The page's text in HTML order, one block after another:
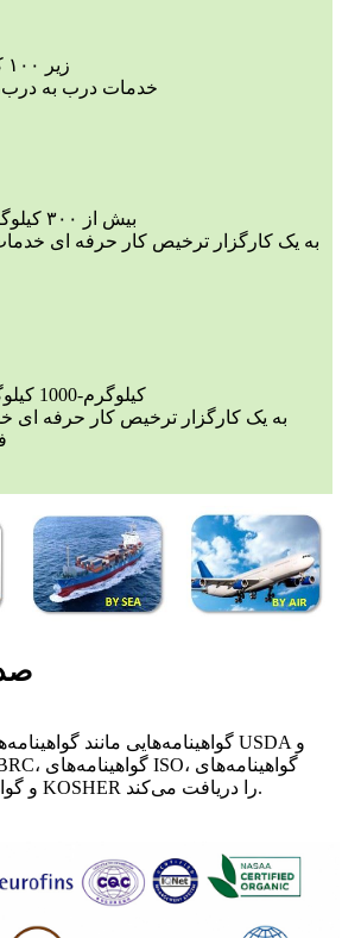
زیر ۱۰۰ کیلوگرم، ۳-۵ روز
خدمات درب به درب،
بیش از ۳۰۰ کیلوگرم، حدود ۳۰ روز
به یک کارگزار ترخیص کار حرفه ای خدمات
100 کیلوگرم-1000 کیلوگرم، 5-7 روز
به یک کارگزار ترخیص کار حرفه ای
HALAL و گواهینامه‌های KOSHER را دریافت می‌کند.